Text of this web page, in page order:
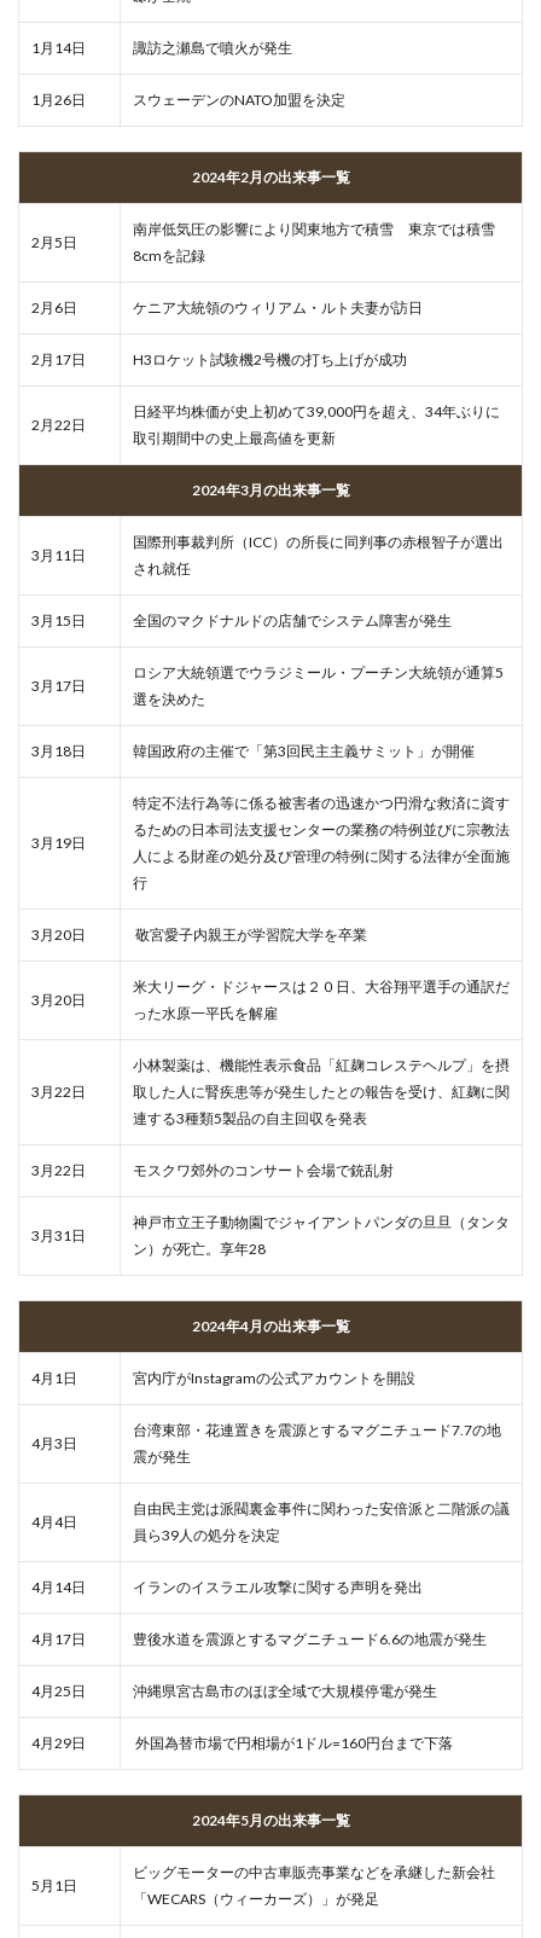
1月14日 諏訪之瀬島で噴火が発生
1月26日 スウェーデンのNATO加盟を決定
2024年2月の出来事一覧
2月5日
南岸低気圧の影響により関東地方で積雪 東京では積雪
8cmを記録
2月6日 ケニア大統領のウィリアム・ルト夫妻が訪日
2月17日 H3ロケット試験機2号機の打ち上げが成功
2月22日
日経平均株価が史上初めて39,000円を超え、34年ぶりに
取引期間中の史上最高値を更新
2024年3月の出来事一覧
3月11日
国際刑事裁判所（ICC）の所長に同判事の赤根智子が選出
され就任
3月15日 全国のマクドナルドの店舗でシステム障害が発生
3月17日
ロシア大統領選でウラジミール・プーチン大統領が通算5
選を決めた
3月18日 韓国政府の主催で「第3回民主主義サミット」が開催
3月19日
特定不法行為等に係る被害者の迅速かつ円滑な救済に資す
るための日本司法支援センターの業務の特例並びに宗教法
人による財産の処分及び管理の特例に関する法律が全面施
行
3月20日 敬宮愛子内親王が学習院大学を卒業
3月20日
米大リーグ・ドジャースは２０日、大谷翔平選手の通訳だ
った水原一平氏を解雇
3月22日
小林製薬は、機能性表示食品「紅麹コレステヘルプ」を摂
取した人に腎疾患等が発生したとの報告を受け、紅麹に関
連する3種類5製品の自主回収を発表
3月22日 モスクワ郊外のコンサート会場で銃乱射
3月31日
神戸市立王子動物園でジャイアントパンダの旦旦（タンタ
ン）が死亡。享年28
2024年4月の出来事一覧
4月1日 宮内庁がInstagramの公式アカウントを開設
4月3日
台湾東部・花連置きを震源とするマグニチュード7.7の地
震が発生
4月4日
自由民主党は派閥裏金事件に関わった安倍派と二階派の議
員ら39人の処分を決定
4月14日 イランのイスラエル攻撃に関する声明を発出
4月17日 豊後水道を震源とするマグニチュード6.6の地震が発生
4月25日 沖縄県宮古島市のほぼ全域で大規模停電が発生
4月29日 外国為替市場で円相場が1ドル=160円台まで下落
2024年5月の出来事一覧
5月1日
ビッグモーターの中古車販売事業などを承継した新会社
「WECARS（ウィーカーズ）」が発足